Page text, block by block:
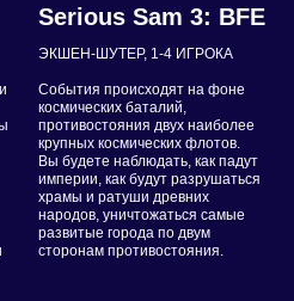
Serious Sam 3: BFE
ЭКШЕН-ШУТЕР, 1-4 ИГРОКА
События происходят на фоне
космических баталий,
противостояния двух наиболее
крупных космических флотов.
Вы будете наблюдать, как падут
империи, как будут разрушаться
храмы и ратуши древних
народов, уничтожаться самые
развитые города по двум
сторонам противостояния.